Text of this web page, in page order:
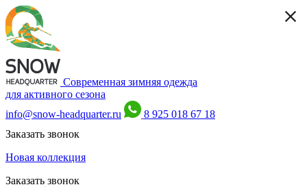
Современная зимняя одежда
для активного сезона
info@snow-headquarter.ru
8 925 018 67 18
Заказать звонок
Новая коллекция
Заказать звонок